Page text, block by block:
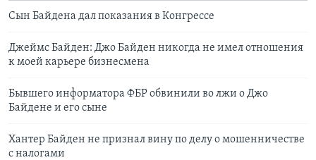
Сын Байдена дал показания в Конгрессе
Джеймс Байден: Джо Байден никогда не имел отношения
к моей карьере бизнесмена
Бывшего информатора ФБР обвинили во лжи о Джо
Байдене и его сыне
Хантер Байден не признал вину по делу о мошенничестве
с налогами